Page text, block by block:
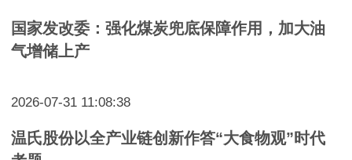
国家发改委：强化煤炭兜底保障作用，加大油
气增储上产
2026-07-31 11:08:38
温氏股份以全产业链创新作答“大食物观”时代